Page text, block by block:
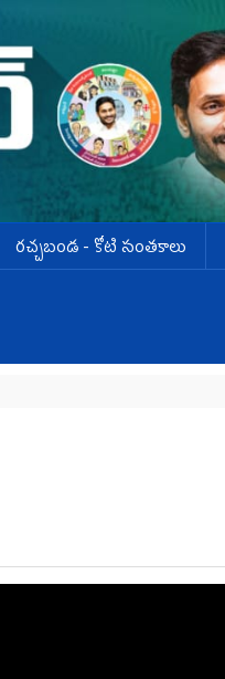
ర‌చ్చ‌బండ‌ - కోటి సంత‌కాలు